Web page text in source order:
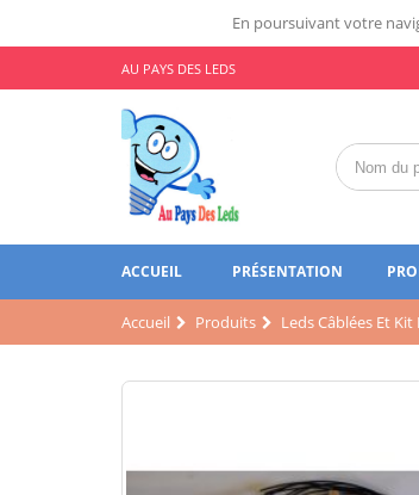
En poursuivant votre
AU PAYS DES LEDS
ACCUEIL PRÉSENTATION
Accueil Produits Leds Câblées Et Kit